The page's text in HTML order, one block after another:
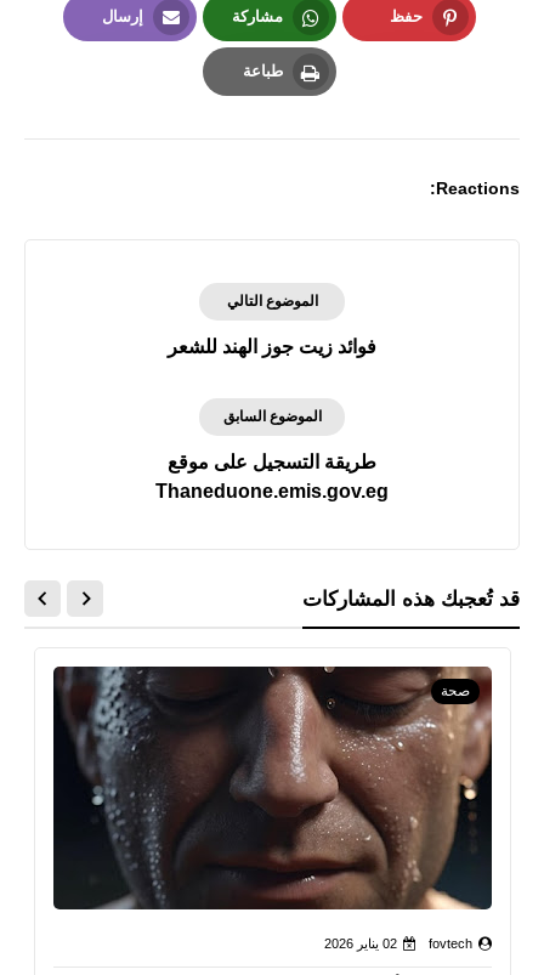
حفظ مشاركة
Whatsapp
إرسال
طباعة
Reactions:
الموضوع التالي
فوائد زيت جوز الهند للشعر
الموضوع السابق
طريقة التسجيل على موقع
Thaneduone.emis.gov.eg
قد تُعجبك هذه المشاركات
صحة
fovtech 02 يناير 2026